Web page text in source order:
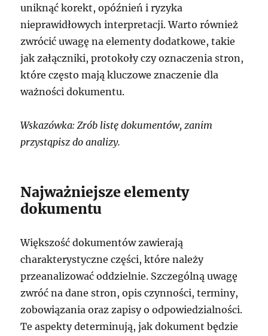
uniknąć korekt, opóźnień i ryzyka
nieprawidłowych interpretacji. Warto również
zwrócić uwagę na elementy dodatkowe, takie
jak załączniki, protokoły czy oznaczenia stron,
które często mają kluczowe znaczenie dla
ważności dokumentu.
Wskazówka: Zrób listę dokumentów, zanim
przystąpisz do analizy.
Najważniejsze elementy
dokumentu
Większość dokumentów zawierają
charakterystyczne części, które należy
przeanalizować oddzielnie. Szczególną uwagę
zwróć na dane stron, opis czynności, terminy,
zobowiązania oraz zapisy o odpowiedzialności.
Te aspekty determinują, jak dokument będzie